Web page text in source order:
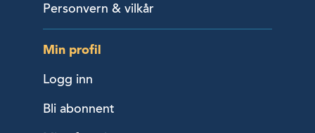
Personvern & vilkår
Min profil
Logg inn
Bli abonnent